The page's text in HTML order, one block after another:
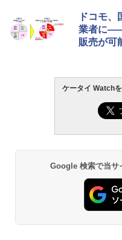
ドコモ
業者に
販売が可
ケータイ Watch
Google 検索で当サ